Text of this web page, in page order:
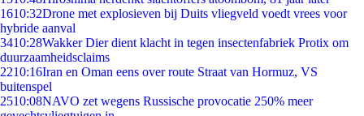
1610:32Drone met explosieven bij Duits vliegveld voedt vrees voor
hybride aanval
3410:28Wakker Dier dient klacht in tegen insectenfabriek Protix om
duurzaamheidsclaims
2210:16Iran en Oman eens over route Straat van Hormuz, VS
buitenspel
2510:08NAVO zet wegens Russische provocatie 250% meer